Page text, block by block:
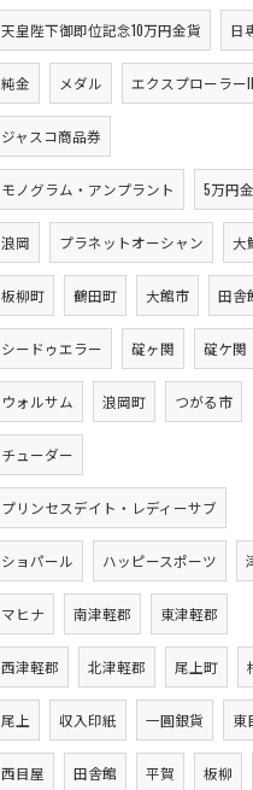
天皇陛下御即位記念10万円金貨 日
純金 メダル エクスプローラーII
ジャスコ商品券
モノグラム・アンプラント 5万円
浪岡 プラネットオーシャン 大
板柳町 鶴田町 大館市 田舎
シードゥエラー 碇ヶ関 碇ケ関
ウォルサム 浪岡町 つがる市
チューダー
プリンセスデイト・レディーサブ
ショパール ハッピースポーツ
マヒナ 南津軽郡 東津軽郡
西津軽郡 北津軽郡 尾上町
尾上 収入印紙 一圓銀貨 東
西目屋 田舎館 平賀 板柳